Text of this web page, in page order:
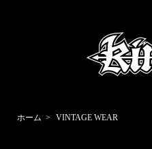
ホーム > VINTAGE WEAR